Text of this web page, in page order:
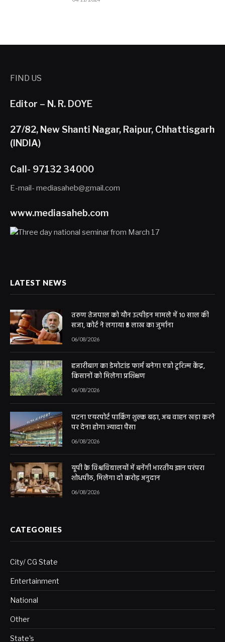
FIND US
Editor – N. R. DOYE
27/82, New Shanti Nagar, Raipur, Chhattisgarh
(INDIA)
Call- 97132 34000
E-mail- mediasaheb@gmail.com
www.mediasaheb.com
LATEST NEWS
तरुण तेजपाल को यौन उत्पीड़न मामले में 10 साल की
सजा, कोर्ट ने लगाया ₹5 लाख का जुर्माना
06/08/2026
हजारीबाग का डेमोटांड फार्म बनेगा एग्रो टूरिज्म केंद्र,
किसानों को मिलेगा प्रशिक्षण
06/08/2026
पटना एयरपोर्ट पार्किंग शुल्क बढ़ा, अब वाहन खड़ा करने
पर देना होगा ज्यादा पैसा
06/08/2026
यूपी के विश्वविद्यालयों में बनेंगी भारतीय ज्ञान परंपरा
शोधपीठ, मिलेगा दो करोड़ अनुदान
06/08/2026
CATEGORIES
City/ CG State
Entertainment
National
Other
State's